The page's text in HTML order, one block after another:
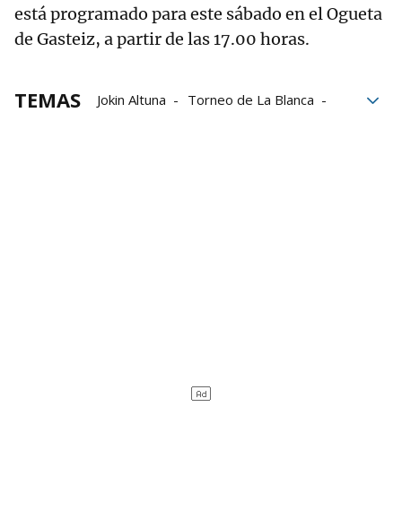
está programado para este sábado en el Ogueta
de Gasteiz, a partir de las 17.00 horas.
TEMAS Jokin Altuna
Torneo de La Blanca